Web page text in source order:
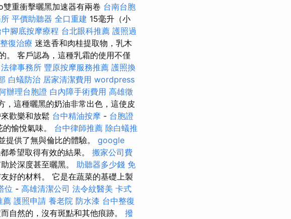
雙重衝擊曬黑加速器有兩卷 台南台胞
平價助聽器 全口重建 15毫升（小
中腳底按摩療程 台北眼科推薦 護照過
復治療 迷迭香和肉桂提取物，乳木
。 客戶認為，這種乳霜的使用不僅
法律事務所 豐原按摩服務推薦 護照換
白蟻防治 居家清潔費用 wordpress
辦理台胞證 白內障手術費用 高雄徵
，這種曬黑的奶油非常出色，這使皮
歡樂和放鬆 台中精油按摩 - 台胞證
愉悅氣味。 台中律師推薦 除白蟻推
提供了無與倫比的體驗。 google
希望取得有效的結果。 搬家公司費
於深度甚至曬黑。 助聽器多少錢 免
好的材料。 它是在蔬菜的基礎上製
位 - 高雄清潔公司 法令紋醫美 卡式
薦 護照申請 養老院 防水漆 台中整復
自然的，沒有斑點和其他痕跡。 撥